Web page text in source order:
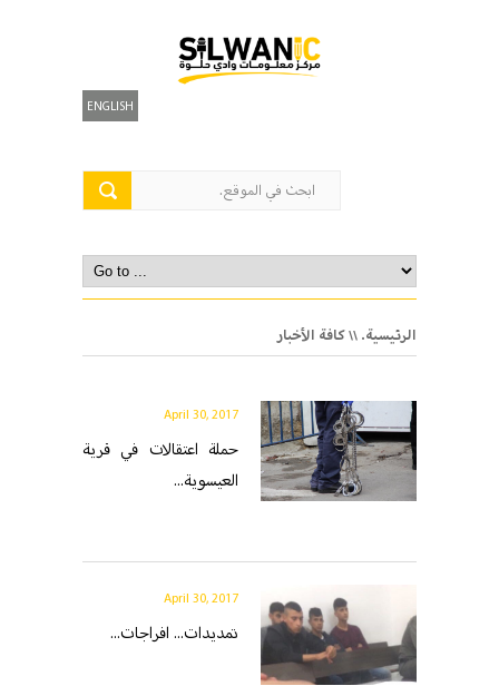
ENGLISH
الرئيسية.\\ كافة الأخبار
April 30, 2017
حملة اعتقالات في قرية
العيسوية...
April 30, 2017
تمديدات... افراجات...